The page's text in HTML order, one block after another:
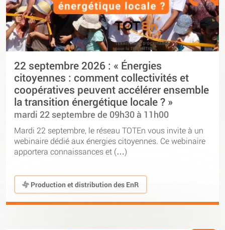
22 septembre 2026 : « Énergies
citoyennes : comment collectivités et
coopératives peuvent accélérer ensemble
la transition énergétique locale ? »
mardi 22 septembre de 09h30 à 11h00
Mardi 22 septembre, le réseau TOTEn vous invite à un
webinaire dédié aux énergies citoyennes. Ce webinaire
apportera connaissances et (…)
Production et distribution des EnR